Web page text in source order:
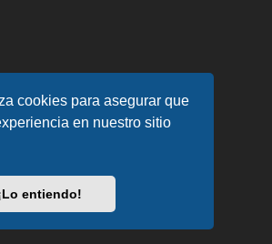
cookies para asegurar que
en nuestro sitio
entiendo!